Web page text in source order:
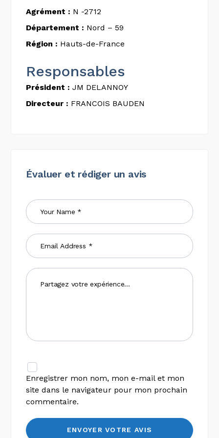
Agrément : N -2712
Département : Nord – 59
Région : Hauts-de-France
Responsables
Président : JM DELANNOY
Directeur : FRANCOIS BAUDEN
Évaluer et rédiger un avis
Enregistrer mon nom, mon e-mail et mon
site dans le navigateur pour mon prochain
commentaire.